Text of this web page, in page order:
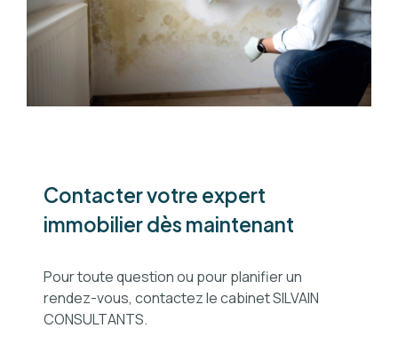
Contacter votre expert
immobilier dès maintenant
Pour toute question ou pour planifier un
rendez-vous, contactez le cabinet SILVAIN
CONSULTANTS.